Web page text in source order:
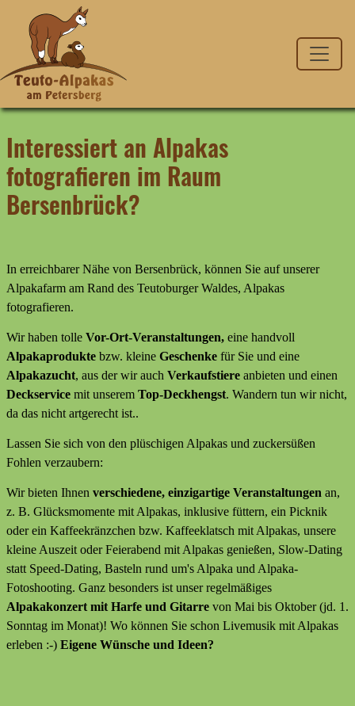
Interessiert an Alpakas
fotografieren im Raum
Bersenbrück?
In erreichbarer Nähe von Bersenbrück, können Sie auf unserer
Alpakafarm am Rand des Teutoburger Waldes, Alpakas
fotografieren.
Wir haben tolle Vor-Ort-Veranstaltungen, eine handvoll
Alpakaprodukte bzw. kleine Geschenke für Sie und eine
Alpakazucht, aus der wir auch Verkaufstiere anbieten und einen
Deckservice mit unserem Top-Deckhengst. Wandern tun wir nicht,
da das nicht artgerecht ist..
Lassen Sie sich von den plüschigen Alpakas und zuckersüßen
Fohlen verzaubern:
Wir bieten Ihnen verschiedene, einzigartige Veranstaltungen an,
z. B. Glücksmomente mit Alpakas, inklusive füttern, ein Picknik
oder ein Kaffeekränzchen bzw. Kaffeeklatsch mit Alpakas, unsere
kleine Auszeit oder Feierabend mit Alpakas genießen, Slow-Dating
statt Speed-Dating, Basteln rund um's Alpaka und Alpaka-
Fotoshooting. Ganz besonders ist unser regelmäßiges
Alpakakonzert mit Harfe und Gitarre von Mai bis Oktober (jd. 1.
Sonntag im Monat)! Wo können Sie schon Livemusik mit Alpakas
erleben :-) Eigene Wünsche und Ideen?